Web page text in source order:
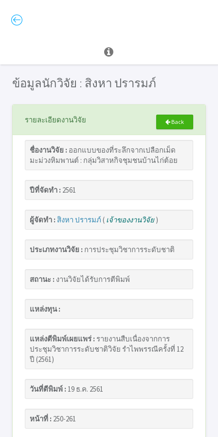
ข้อมูลนักวิจัย : สิงหา ปรารมภ์
รายละเอียดงานวิจัย Back
ชื่องานวิจัย : ออกแบบของที่ระลึกจากเปลือกเม็ด
มะม่วงหิมพานต์ : กลุ่มวิสาหกิจชุมชนบ้านไก่ต้อย
ปีที่จัดทำ : 2561
ผู้จัดทำ : สิงหา ปรารมภ์( เจ้าของงานวิจัย)
ประเภทงานวิจัย : การประชุมวิชาการระดับชาติ
สถานะ : งานวิจัยได้รับการตีพิมพ์
แหล่งทุน :
แหล่งตีพิมพ์เผยแพร่ : รายงานสืบเนื่องจากการ
ประชุมวิชาการระดับชาติวิจัย รำไพพรรณีครั้งที่ 12
ปี (2561)
วันที่ตีพิมพ์ : 19 ธ.ค. 2561
หน้าที่ : 250-261